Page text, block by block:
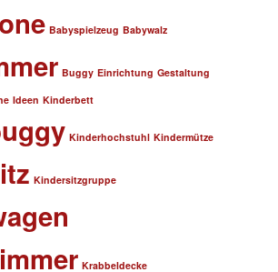
Babyspielzeug Babywalz
Buggy Einrichtung Gestaltung
Ideen Kinderbett
Kinderhochstuhl Kindermütze
Kindersitzgruppe
Krabbeldecke